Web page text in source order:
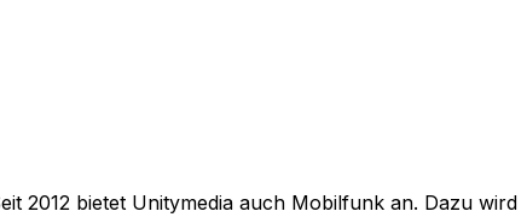
2012 bietet Unitymedia auch Mobilfunk an. Dazu wird